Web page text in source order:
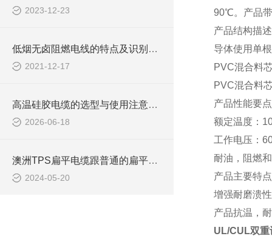
2023-12-23
低烟无卤阻燃电线的特点及识别方法
2021-12-17
高温硅胶电缆的选型与使用注意事项
2026-06-18
澳洲TPS扁平电缆跟普通的扁平电缆有什么区别？
2024-05-20
90℃。产品
产品结构描
导体使用单
PVC混合料
PVC混合料
产品性能要
额定温度：
工作电压：
耐油，阻燃
产品主要特点
增强耐磨溃
产品抗温，
UL/CUL双重